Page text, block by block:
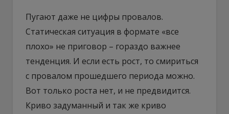
Пугают даже не цифры провалов.
Статическая ситуация в формате «все
плохо» не приговор – гораздо важнее
тенденция. И если есть рост, то смириться
с провалом прошедшего периода можно.
Вот только роста нет, и не предвидится.
Криво задуманный и так же криво